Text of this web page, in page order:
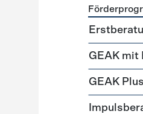
GEAK mit
GEAK Plus